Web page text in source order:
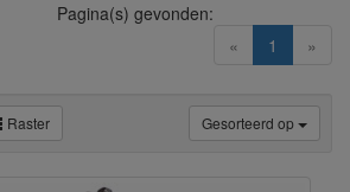
« 1 (current)
»
Pagina(s) gevonden:
Gesorteerd op
Raster